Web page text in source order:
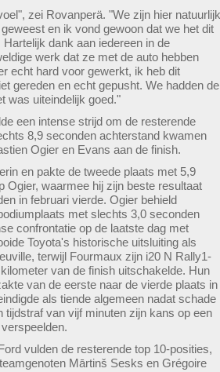
zei Rovanperä. "We zijn hier natuurlijk
en ik vond gewoon dat we het dit
dank aan iedereen in de
werk dat ze met de auto hebben
echt hard voor gewerkt, ik heb dit
gereden en echt gepusht. We hadden de
was uiteindelijk goed."
een intense strijd om de resterende
8,9 seconden achterstand kwamen
Ogier en Evans aan de finish.
en pakte de tweede plaats met 5,9
Ogier, waarmee hij zijn beste resultaat
in februari vierde. Ogier behield
met slechts 3,0 seconden
confrontatie op de laatste dag met
Toyota's historische uitsluiting als
terwijl Fourmaux zijn i20 N Rally1-
van de finish uitschakelde. Hun
van de eerste naar de vierde plaats in
als tiende algemeen nadat schade
tijdstraf van vijf minuten zijn kans op een
vulden de resterende top 10-posities,
Mārtinš Sesks en Grégoire